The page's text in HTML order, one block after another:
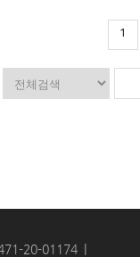
1
20-01174